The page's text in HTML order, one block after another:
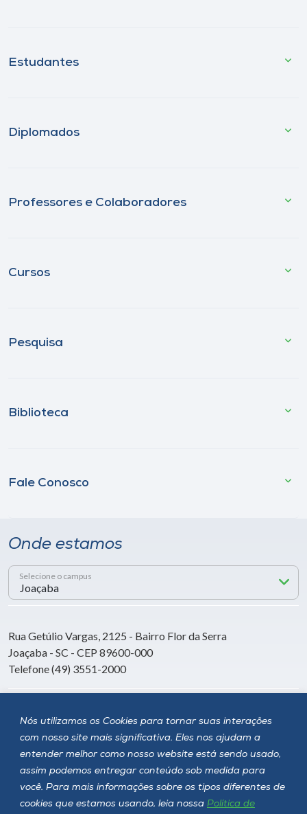
Nós utilizamos os Cookies para tornar suas interações
com nosso site mais significativa. Eles nos ajudam a
entender melhor como nosso website está sendo usado,
assim podemos entregar conteúdo sob medida para
você. Para mais informações sobre os tipos diferentes de
cookies que estamos usando, leia nossa Política de
Estudantes
Diplomados
Professores e Colaboradores
Cursos
Pesquisa
Biblioteca
Fale Conosco
Onde estamos
Selecione o campus
Rua Getúlio Vargas, 2125 - Bairro Flor da Serra
Joaçaba - SC - CEP 89600-000
Telefone (49) 3551-2000
Siga a Unoesc